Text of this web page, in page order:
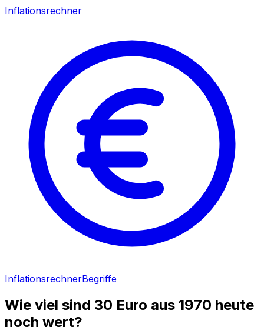
Inflationsrechner
InflationsrechnerBegriffe
Wie viel sind 30 Euro aus 1970 heute
noch wert?